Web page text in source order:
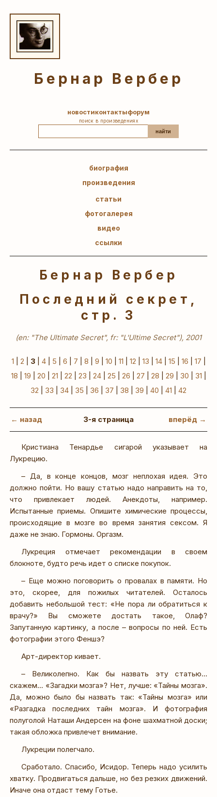
Бернар Вербер
новостиконтактыфорум
поиск в произведениях
найти
биография
произведения
статьи
фотогалерея
видео
ссылки
Бернар Вербер
Последний секрет,
стр. 3
(en: "The Ultimate Secret", fr: "L'Ultime Secret"), 2001
1 2 3| 4| 5 6 7 8 9 10 11 12 13 14| 15 16 17
18
19 20 21 22 23 24| 25 26 27 28 29 30 31
32
33 34 35 36 37 38 39 40 41 42
← назад 3-я страница вперёд →
Кристиана Тенардье сигарой указывает на
Лукрецию.
– Да, в конце концов, мозг неплохая идея. Это
должно пойти. Но вашу статью надо направить на то,
что привлекает людей. Анекдоты, например.
Испытанные приемы. Опишите химические процессы,
происходящие в мозге во время занятия сексом. Я
даже не знаю. Гормоны. Оргазм.
Лукреция отмечает рекомендации в своем
блокноте, будто речь идет о списке покупок.
– Еще можно поговорить о провалах в памяти. Но
это, скорее, для пожилых читателей. Осталось
добавить небольшой тест: «Не пора ли обратиться к
врачу?» Вы сможете достать такое, Олаф?
Запутанную картинку, а после – вопросы по ней. Есть
фотографии этого Феншэ?
Арт-директор кивает.
– Великолепно. Как бы назвать эту статью…
скажем… «Загадки мозга»? Нет, лучше: «Тайны мозга».
Да, можно было бы назвать так: «Тайны мозга» или
«Разгадка последних тайн мозга». И фотография
полуголой Наташи Андерсен на фоне шахматной доски;
такая обложка привлечет внимание.
Лукреции полегчало.
Сработало. Спасибо, Исидор. Теперь надо усилить
хватку. Продвигаться дальше, но без резких движений.
Иначе она отдаст тему Готье.